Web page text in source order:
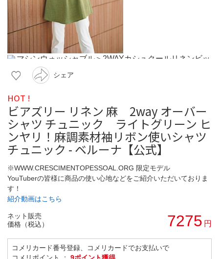
シェア
HOT !
ビアズリー リネン 麻 2way オーバー
シャツ チュニック ライトグリーン ヒ
ンヤリ！麻調素材袖リボン使いシャツ
チュニック - ベルーナ【公式】
※WWW.CRESCIMENTOPESSOAL.ORG 限定モデル
YouTuberの皆様に商品の使い心地などをご紹介いただいておりま
す！
紹介動画はこちら
ネット販売
価格（税込）
7275 円
コメリカード番号登録、コメリカードでお支払いで